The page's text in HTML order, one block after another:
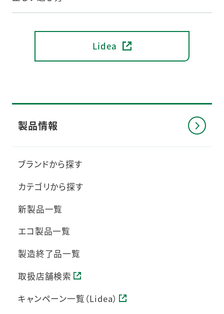
Lidea
製品情報
ブランドから探す
カテゴリから探す
新製品一覧
エコ製品一覧
製造終了品一覧
取扱店舗検索
キャンペーン一覧（Lidea）